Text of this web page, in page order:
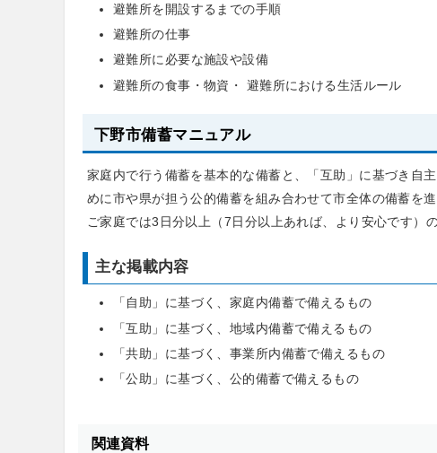
避難所を開設するまでの手順
避難所の仕事
避難所に必要な施設や設備
避難所の食事・物資・ 避難所における生活ルール
下野市備蓄マニュアル
家庭内で行う備蓄を基本的な備蓄と、「互助」に基づき自
めに市や県が担う公的備蓄を組み合わせて市全体の備蓄を
ご家庭では3日分以上（7日分以上あれば、より安心です）
主な掲載内容
「自助」に基づく、家庭内備蓄で備えるもの
「互助」に基づく、地域内備蓄で備えるもの
「共助」に基づく、事業所内備蓄で備えるもの
「公助」に基づく、公的備蓄で備えるもの
関連資料